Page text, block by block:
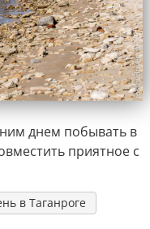
днем побывать в
приятное с
в Таганроге